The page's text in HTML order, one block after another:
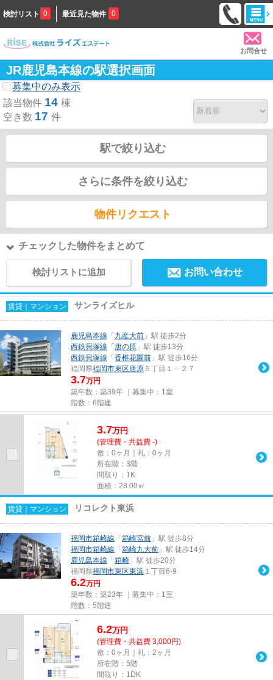
検討リスト 0 最近見た物件 0
お問合せ
JR鹿児島本線の駅選択画面
募集中のみ表示
該当物件 14 棟
空き数 17 件
駅で絞り込む
さらに条件を絞り込む
物件リクエスト
チェックした物件をまとめて
検討リストに追加 お問い合わせ
賃貸｜マンション サンライズヒル
鹿児島本線 「 九産大前 」駅 徒歩2分
西鉄貝塚線 「 唐の原 」駅 徒歩13分
西鉄貝塚線 「 香椎花園前 」駅 徒歩16分
福岡県福岡市東区唐原 ５丁目１－２７
3.7万円
築年数：築39年 ｜募集中： 1室
階数：6階建
3.7万円
(管理費・共益費 -)
敷：0ヶ月｜礼：0ヶ月
所在階：3階
間取り：1K
面積：28.00㎡
賃貸｜マンション リコレクト東浜
福岡市箱崎線 「 箱崎宮前 」駅 徒歩8分
福岡市箱崎線 「 箱崎九大前 」駅 徒歩14分
鹿児島本線 「 箱崎 」駅 徒歩20分
福岡県福岡市東区東浜 １丁目6-9
6.2万円
築年数：築23年 ｜募集中： 1室
階数：5階建
6.2万円
(管理費・共益費 3,000円)
敷：0ヶ月｜礼：2ヶ月
所在階：5階
間取り：1DK